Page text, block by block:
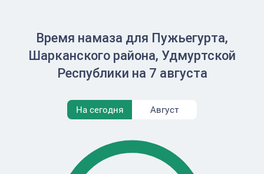
Время намаза для Пужьегурта,
Шарканского района, Удмуртской
Республики на 7 августа
На сегодня Август